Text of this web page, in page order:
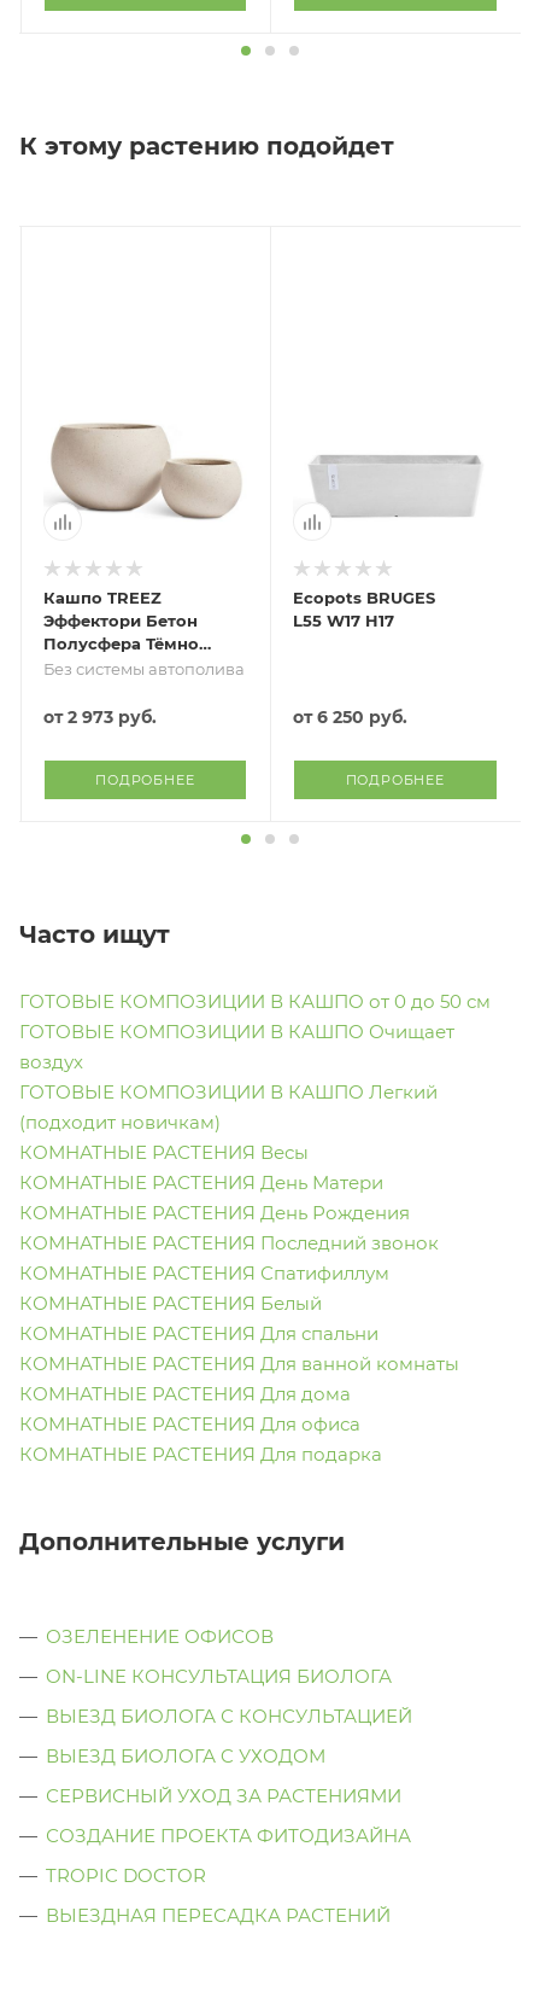
К этому растению подойдет
Кашпо TREEZ
Эффектори Бетон
Полусфера Тёмно-
серый бетон
Без системы автополива
от2 973 руб.
ПОДРОБНЕЕ
Ecopots BRUGES
L55 W17 H17
от6 250 руб.
ПОДРОБНЕЕ
Часто ищут
ГОТОВЫЕ КОМПОЗИЦИИ В КАШПО от 0 до 50 см
ГОТОВЫЕ КОМПОЗИЦИИ В КАШПО Очищает
воздух
ГОТОВЫЕ КОМПОЗИЦИИ В КАШПО Легкий
(подходит новичкам)
КОМНАТНЫЕ РАСТЕНИЯ Весы
КОМНАТНЫЕ РАСТЕНИЯ День Матери
КОМНАТНЫЕ РАСТЕНИЯ День Рождения
КОМНАТНЫЕ РАСТЕНИЯ Последний звонок
КОМНАТНЫЕ РАСТЕНИЯ Спатифиллум
КОМНАТНЫЕ РАСТЕНИЯ Белый
КОМНАТНЫЕ РАСТЕНИЯ Для спальни
КОМНАТНЫЕ РАСТЕНИЯ Для ванной комнаты
КОМНАТНЫЕ РАСТЕНИЯ Для дома
КОМНАТНЫЕ РАСТЕНИЯ Для офиса
КОМНАТНЫЕ РАСТЕНИЯ Для подарка
Дополнительные услуги
ОЗЕЛЕНЕНИЕ ОФИСОВ
ON-LINE КОНСУЛЬТАЦИЯ БИОЛОГА
ВЫЕЗД БИОЛОГА С КОНСУЛЬТАЦИЕЙ
ВЫЕЗД БИОЛОГА C УХОДОМ
СЕРВИСНЫЙ УХОД ЗА РАСТЕНИЯМИ
СОЗДАНИЕ ПРОЕКТА ФИТОДИЗАЙНА
TROPIC DOCTOR
ВЫЕЗДНАЯ ПЕРЕСАДКА РАСТЕНИЙ